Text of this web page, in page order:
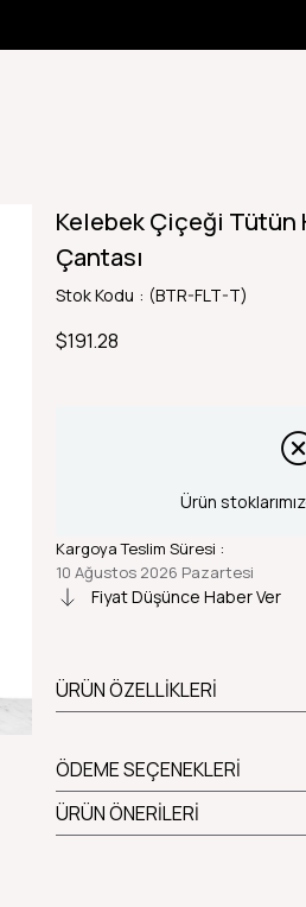
Kelebek Çiçeği Tütün
Çantası
Stok Kodu (BTR-FLT-T)
$191.28
Ürün
Kargoya Teslim Süresi :
10 Ağustos 2026 Pazartesi
Fiyat Düşünce Haber Ver
ÜRÜN ÖZELLIKLERI
ÖDEME SEÇENEKLERI
ÜRÜN ÖNERILERI